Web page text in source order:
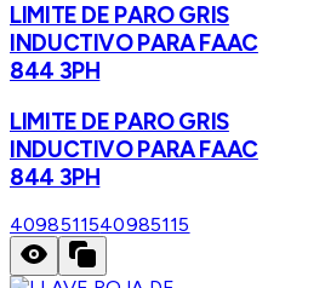
LIMITE DE PARO GRIS
INDUCTIVO PARA FAAC
844 3PH
LIMITE DE PARO GRIS
INDUCTIVO PARA FAAC
844 3PH
4098511540985115